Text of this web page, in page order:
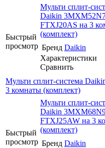
Быстрый
просмотр
Мульти сплит-
Daikin
FTXJ20AS на 3
(комплект)
Бренд Daikin
Характеристики
Сравнить
Мульти сплит-система
3 комнаты (комплект)
Быстрый
просмотр
Мульти сплит-
Daikin
FTXJ25AW на 3
(комплект)
Бренд Daikin